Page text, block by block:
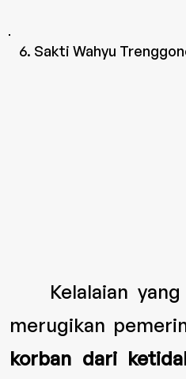
6. Sakti Wahyu
Kelalaian yang
merugikan
korban dari